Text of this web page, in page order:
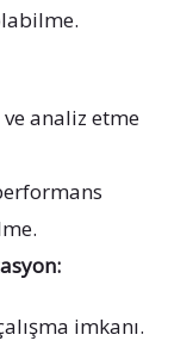
analiz etme
imkanı.